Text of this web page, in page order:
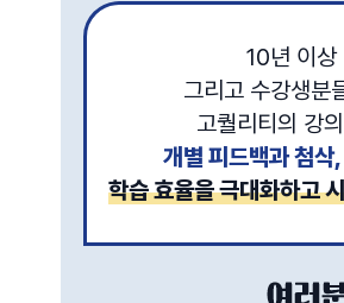
10년 이상
그리고 수강생분
고퀄리티의 강
개별 피드백과 첨삭
학습 효율을 극대화하고